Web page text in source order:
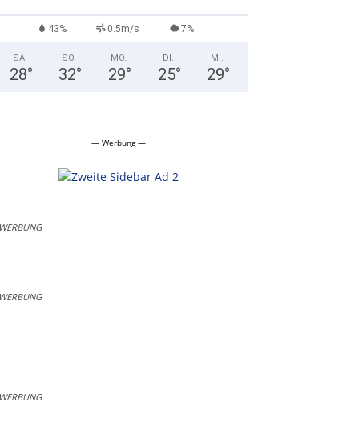
43% 0.5m/s 7%
SA.
28°
SO.
32°
MO.
29°
DI.
25°
MI.
29°
— Werbung —
WERBUNG
WERBUNG
WERBUNG